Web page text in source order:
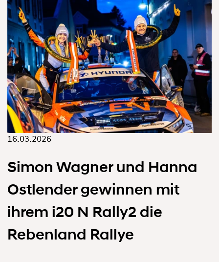
16.03.2026
Simon Wagner und Hanna
Ostlender gewinnen mit
ihrem i20 N Rally2 die
Rebenland Rallye